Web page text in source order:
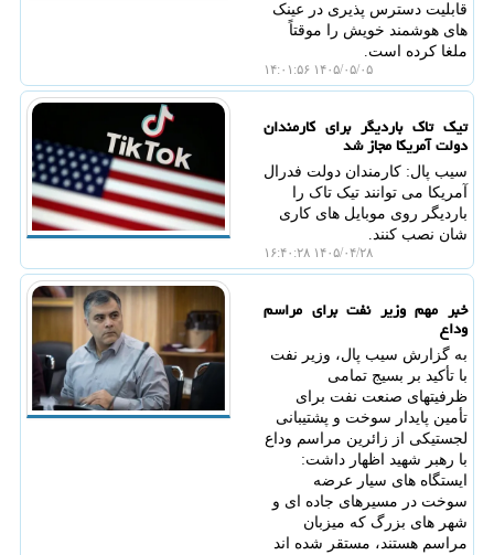
قابلیت دسترس پذیری در عینک
های هوشمند خویش را موقتاً
ملغا کرده است.
۱۴۰۵/۰۵/۰۵ ۱۴:۰۱:۵۶
تیک تاک باردیگر برای کارمندان
دولت آمریکا مجاز شد
سیب پال: کارمندان دولت فدرال
آمریکا می توانند تیک تاک را
باردیگر روی موبایل های کاری
شان نصب کنند.
۱۴۰۵/۰۴/۲۸ ۱۶:۴۰:۲۸
خبر مهم وزیر نفت برای مراسم
وداع
به گزارش سیب پال، وزیر نفت
با تأکید بر بسیج تمامی
ظرفیتهای صنعت نفت برای
تأمین پایدار سوخت و پشتیبانی
لجستیکی از زائرین مراسم وداع
با رهبر شهید اظهار داشت:
ایستگاه های سیار عرضه
سوخت در مسیرهای جاده ای و
شهر های بزرگ که میزبان
مراسم هستند، مستقر شده اند